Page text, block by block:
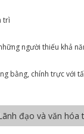
trì
người thiếu khả
bằng, chính trực với
đạo và văn hóa